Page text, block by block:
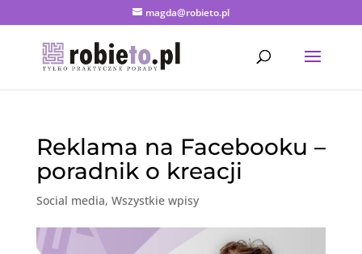
magda@robieto.pl
Reklama na Facebooku –
poradnik o kreacji
Social media, Wszystkie wpisy